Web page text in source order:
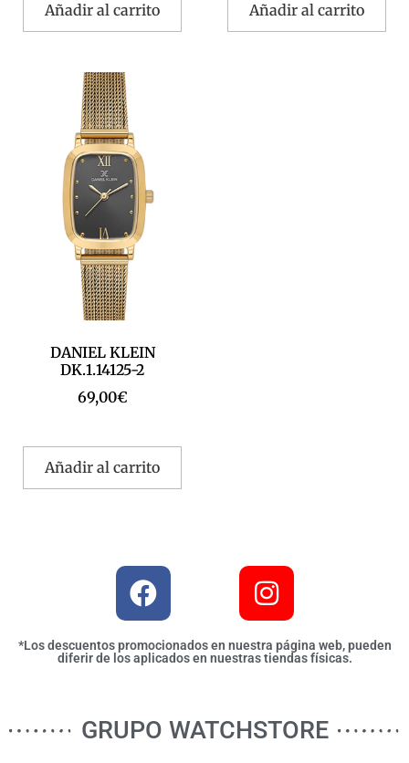
Añadir al carrito Añadir al carrito
DANIEL KLEIN
DK.1.14125-2
69,00€
Añadir al carrito
*Los descuentos promocionados en nuestra página web, pueden
diferir de los aplicados en nuestras tiendas físicas.
GRUPO WATCHSTORE